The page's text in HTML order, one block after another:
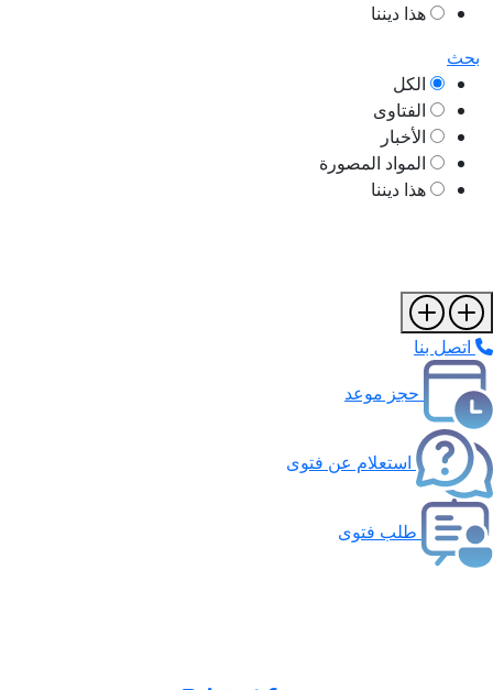
هذا ديننا
بحث
الكل
الفتاوى
الأخبار
المواد المصورة
هذا ديننا
اتصل بنا
حجز موعد
استعلام عن فتوى
طلب فتوى